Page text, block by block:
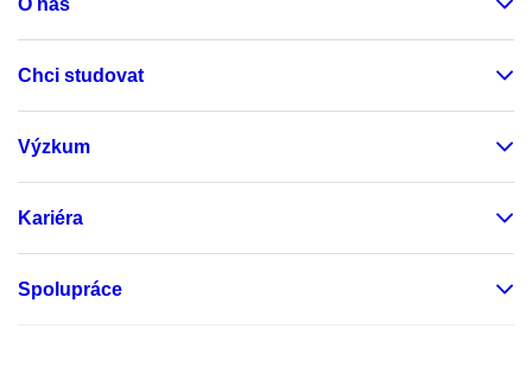
Chci studovat
Výzkum
Kariéra
Spolupráce